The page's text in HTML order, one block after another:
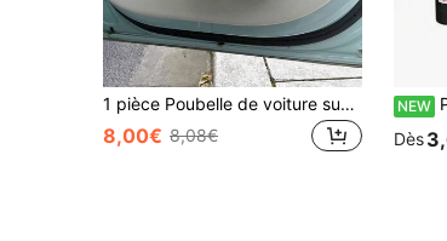
1 pièce Poubelle de voiture suspendue Décoration de voiture Poubelle de stockage intérieur de voiture Nettoyage Poubelle Poubelle de voiture suspendue Accessoires de voiture imperméables
8,00€ 8,08€
NEW
Dès